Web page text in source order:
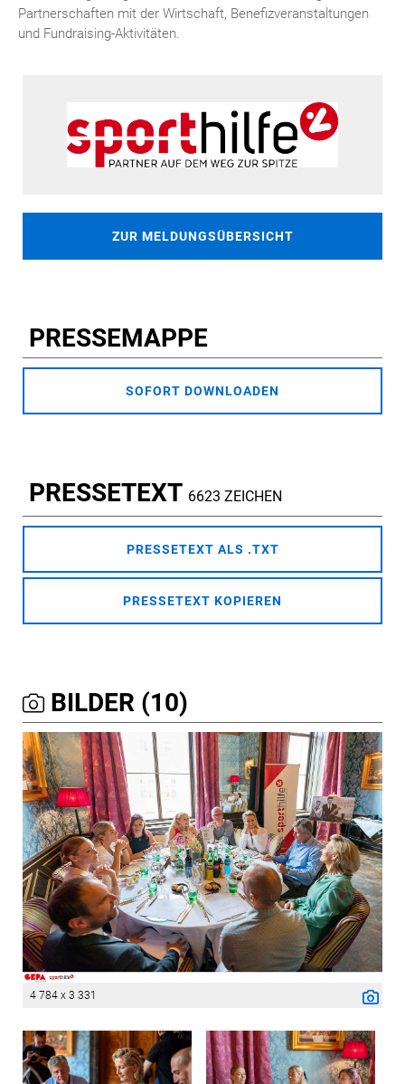
Partnerschaften mit der Wirtschaft, Benefizveranstaltungen
und Fundraising-Aktivitäten.
ZUR MELDUNGSÜBERSICHT
PRESSEMAPPE
SOFORT DOWNLOADEN
PRESSETEXT 6623 ZEICHEN
PRESSETEXT ALS .TXT
PRESSETEXT KOPIEREN
BILDER (10)
4 784 x 3 331